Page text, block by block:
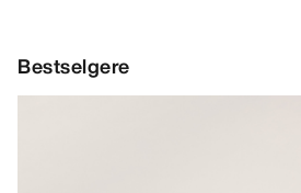
Bestselgere